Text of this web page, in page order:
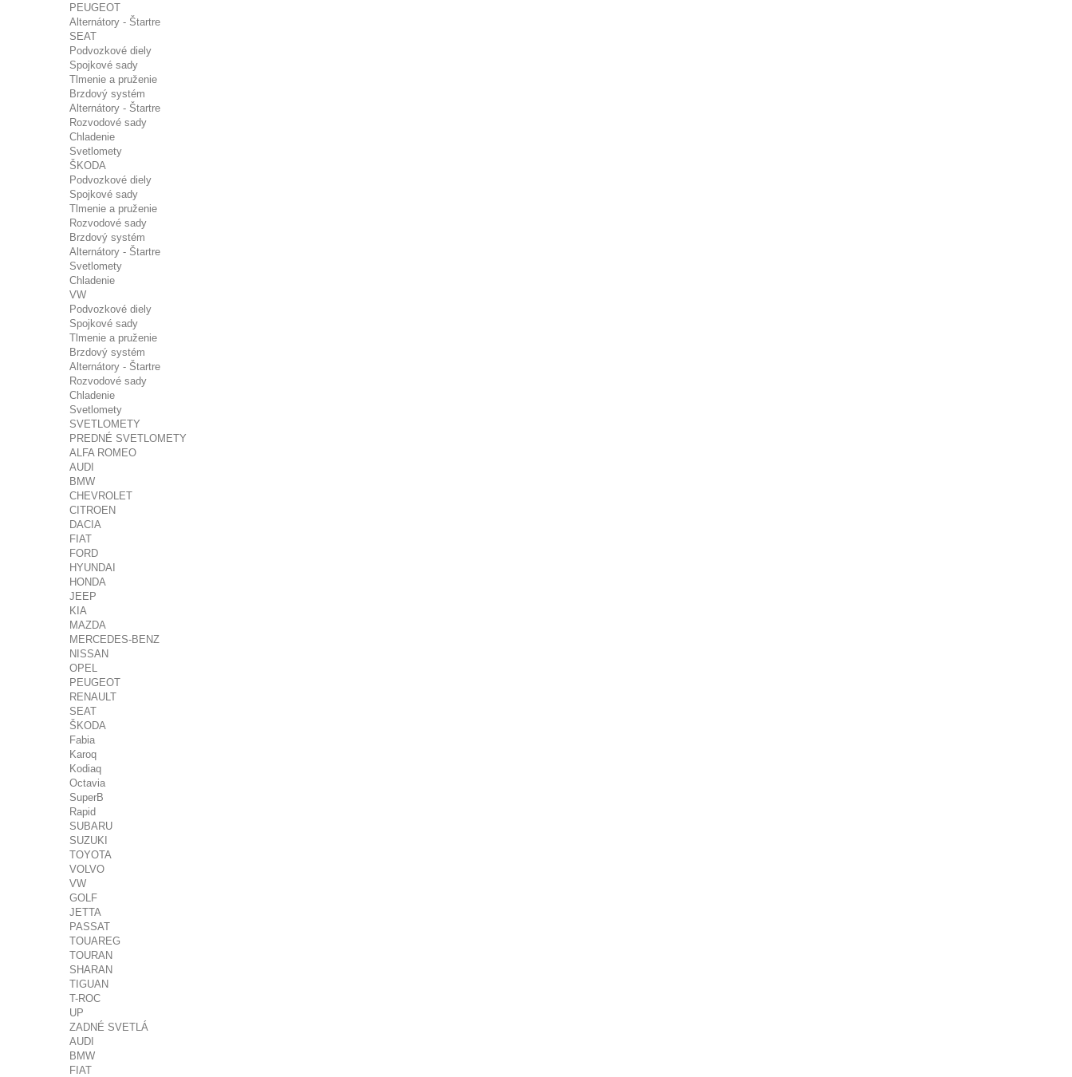
PEUGEOT
Alternátory - Štartre
SEAT
Podvozkové diely
Spojkové sady
Tlmenie a pruženie
Brzdový systém
Alternátory - Štartre
Rozvodové sady
Chladenie
Svetlomety
ŠKODA
Podvozkové diely
Spojkové sady
Tlmenie a pruženie
Rozvodové sady
Brzdový systém
Alternátory - Štartre
Svetlomety
Chladenie
VW
Podvozkové diely
Spojkové sady
Tlmenie a pruženie
Brzdový systém
Alternátory - Štartre
Rozvodové sady
Chladenie
Svetlomety
SVETLOMETY
PREDNÉ SVETLOMETY
ALFA ROMEO
AUDI
BMW
CHEVROLET
CITROEN
DACIA
FIAT
FORD
HYUNDAI
HONDA
JEEP
KIA
MAZDA
MERCEDES-BENZ
NISSAN
OPEL
PEUGEOT
RENAULT
SEAT
ŠKODA
Fabia
Karoq
Kodiaq
Octavia
SuperB
Rapid
SUBARU
SUZUKI
TOYOTA
VOLVO
VW
GOLF
JETTA
PASSAT
TOUAREG
TOURAN
SHARAN
TIGUAN
T-ROC
UP
ZADNÉ SVETLÁ
AUDI
BMW
FIAT